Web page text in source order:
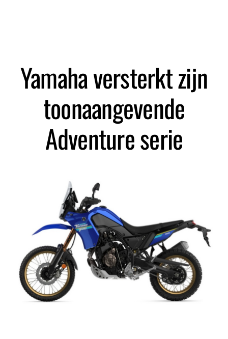
Yamaha versterkt zijn
toonaangevende
Adventure serie